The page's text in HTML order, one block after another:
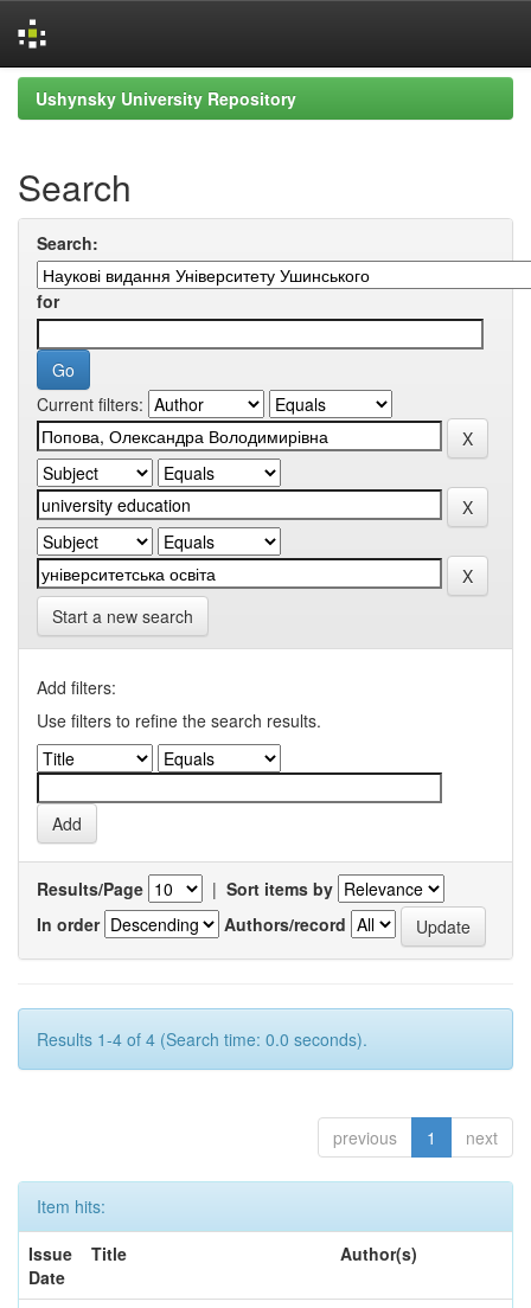
Skip
navigation
Ushynsky University Repository
Search
Search:
for
Current filters:
Start a new search
Add filters:
Use filters to refine the search results.
Results/Page | Sort items by
In order
Authors/record
Results 1-4 of 4 (Search time: 0.0 seconds).
previous 1 next
Item hits:
Issue
Date
Title Author(s)